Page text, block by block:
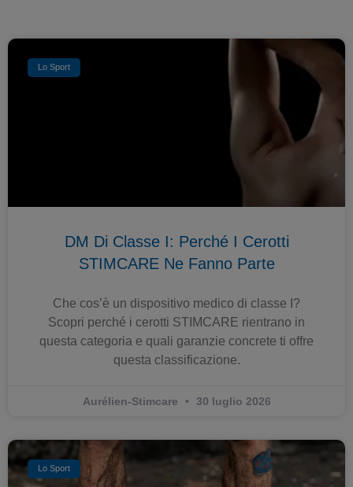
Lo Sport
DM Di Classe I: Perché I Cerotti
STIMCARE Ne Fanno Parte
Che cos’è un dispositivo medico di classe I?
Scopri perché i cerotti STIMCARE rientrano in
questa categoria e quali garanzie concrete ti offre
questa classificazione.
Aurélien-Stimcare 30 luglio 2026
Lo Sport